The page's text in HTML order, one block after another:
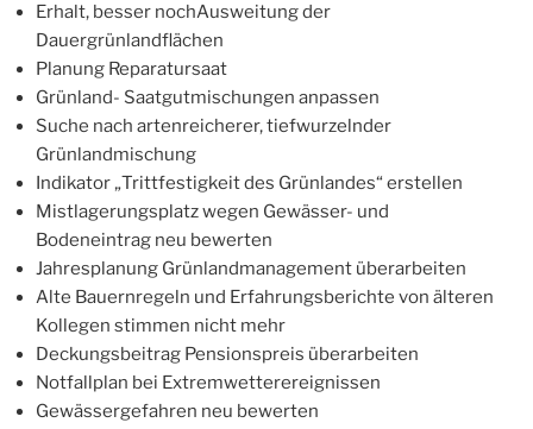
Erhalt, besser nochAusweitung der
Dauergrünlandflächen
Planung Reparatursaat
Grünland- Saatgutmischungen anpassen
Suche nach artenreicherer, tiefwurzelnder
Grünlandmischung
Indikator „Trittfestigkeit des Grünlandes“ erstellen
Mistlagerungsplatz wegen Gewässer- und
Bodeneintrag neu bewerten
Jahresplanung Grünlandmanagement überarbeiten
Alte Bauernregeln und Erfahrungsberichte von älteren
Kollegen stimmen nicht mehr
Deckungsbeitrag Pensionspreis überarbeiten
Notfallplan bei Extremwetterereignissen
Gewässergefahren neu bewerten